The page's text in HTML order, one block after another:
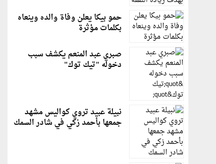
حمو بيكا يعلن وفاة والده وينعاه
بكلمات مؤثرة
صبري عبد المنعم يكشف سبب
دخوله "تيك توك"
نبيلة عبيد تروي كواليس مشهد
جمعها بأحمد زكي في شادر السمك